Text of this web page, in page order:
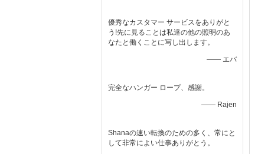
優秀なカスタマー サービスをありがと
う!先に見ることは私達の他の照明のあ
なたと働くことに写し出します。
—— エバ
完全なハンガー ロープ、感謝。
—— Rajen
Shanaの速い転換のための多く、常にと
して非常によい仕事ありがとう。